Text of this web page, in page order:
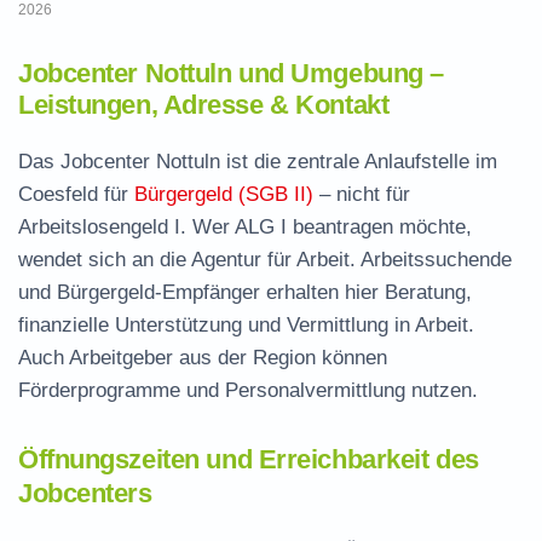
2026
Jobcenter Nottuln und Umgebung –
Leistungen, Adresse & Kontakt
Das Jobcenter Nottuln ist die zentrale Anlaufstelle im
Coesfeld für Bürgergeld (SGB II) – nicht für
Arbeitslosengeld I. Wer ALG I beantragen möchte,
wendet sich an die Agentur für Arbeit. Arbeitssuchende
und Bürgergeld-Empfänger erhalten hier Beratung,
finanzielle Unterstützung und Vermittlung in Arbeit.
Auch Arbeitgeber aus der Region können
Förderprogramme und Personalvermittlung nutzen.
Öffnungszeiten und Erreichbarkeit des
Jobcenters